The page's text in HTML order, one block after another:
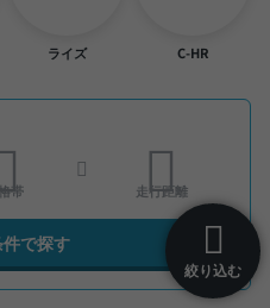
絞り込む
ライズ C-HR
帯 走行距離
で探す